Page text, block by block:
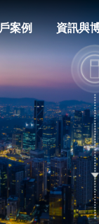
案例 資訊與